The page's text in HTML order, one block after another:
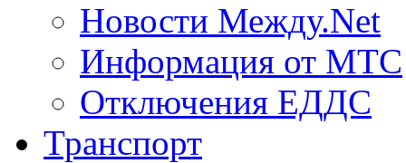
Новости Между.Net
Информация от МТС
Отключения ЕДДС
Транспорт